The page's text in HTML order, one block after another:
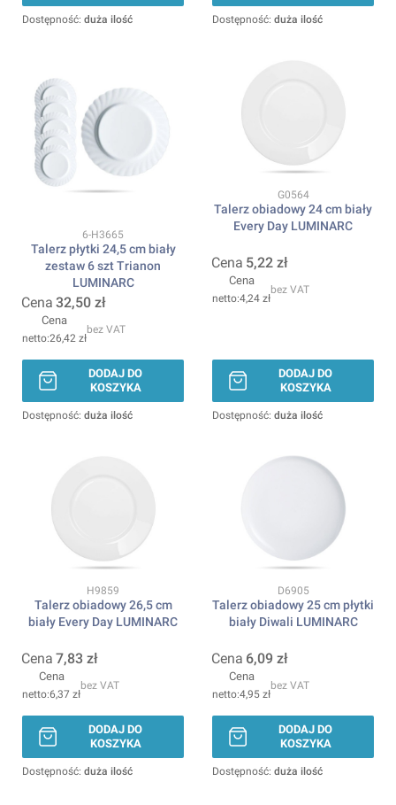
Dostępność: duża ilość Dostępność: duża ilość
Kod produktu
6-H3665
Talerz płytki 24,5 cm biały
zestaw 6 szt Trianon
LUMINARC
Cena 32,50 zł
Cena
26,42 zł
bez VAT
DODAJ DO
KOSZYKA
Dostępność: duża ilość
Kod produktu
G0564
Talerz obiadowy 24 cm biały
Every Day LUMINARC
Cena 5,22 zł
Cena
4,24 zł
bez VAT
DODAJ DO
KOSZYKA
Dostępność: duża ilość
Kod produktu
H9859
Talerz obiadowy 26,5 cm
biały Every Day LUMINARC
Cena 7,83 zł
Cena
6,37 zł
bez VAT
DODAJ DO
KOSZYKA
Dostępność: duża ilość
Kod produktu
D6905
Talerz obiadowy 25 cm płytki
biały Diwali LUMINARC
Cena 6,09 zł
Cena
4,95 zł
bez VAT
DODAJ DO
KOSZYKA
Dostępność: duża ilość